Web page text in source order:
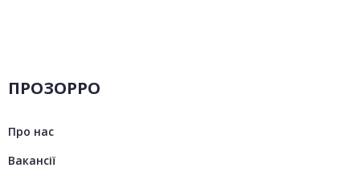
ПРОЗОРРО
Про нас
Вакансії